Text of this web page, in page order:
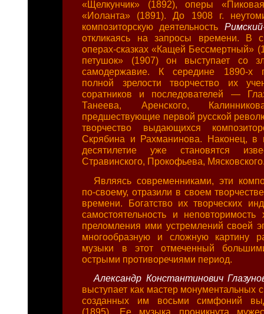
«Щелкунчик» (1892), оперы
«Иоланта» (1891). До 1908 г.
композиторскую деятельность
откликаясь на запросы времени. В
операх-сказках «Кащей Бессмертный»
петушок» (1907) он выступает со
самодержавие. К середине 1890-х
полной зрелости творчество их
соратников и последователей —
Танеева, Аренского,
предшествующие первой русской
творчество выдающихся
Скрябина и Рахманинова. Наконец, в
десятилетие уже становятся
Стравинского, Прокофьева,
Являясь современниками, эти
по-своему, отразили в своем
времени. Богатство их творческих
самостоятельность и неповторимость
преломления ими устремлений своей
многообразную и сложную картину
музыки в этот отмеченный
острыми противоречиями период.
Александр Константинович
выступает как мастер монументальных
созданных им восьми симфоний
(1895). Ее музыка проникнута